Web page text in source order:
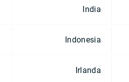
India
Indonesia
Irlanda